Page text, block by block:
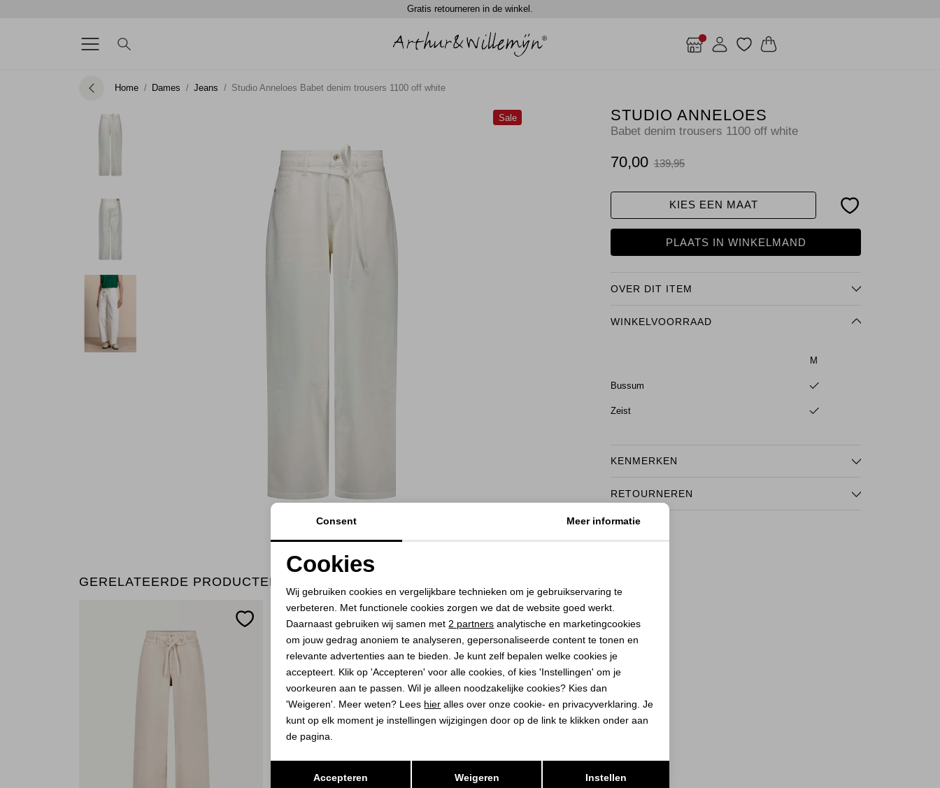
Gratis retourneren in de winkel.
Home Dames Jeans Studio Anneloes Babet denim trousers 1100 off white
Sale STUDIO ANNELOES
Babet denim trousers 1100 off white
70,00 139,95
KIES EEN MAAT
PLAATS IN WINKELMAND
OVER DIT ITEM
WINKELVOORRAAD
M
Bussum
Zeist
KENMERKEN
RETOURNEREN
GERELATEERDE PRODUCTEN
Analytische cookies Marketing cookies
Consent Meer informatie
Cookies
Wij gebruiken cookies en vergelijkbare technieken om je gebruikservaring te
verbeteren. Met functionele cookies zorgen we dat de website goed werkt.
Daarnaast gebruiken wij samen met 2 partners analytische en marketingcookies
om jouw gedrag anoniem te analyseren, gepersonaliseerde content te tonen en
relevante advertenties aan te bieden. Je kunt zelf bepalen welke cookies je
accepteert. Klik op 'Accepteren' voor alle cookies, of kies 'Instellingen' om je
voorkeuren aan te passen. Wil je alleen noodzakelijke cookies? Kies dan
'Weigeren'. Meer weten? Lees hier alles over onze cookie- en privacyverklaring. Je
kunt op elk moment je instellingen wijzigingen door op de link te klikken onder aan
de pagina.
Accepteren Weigeren Instellen